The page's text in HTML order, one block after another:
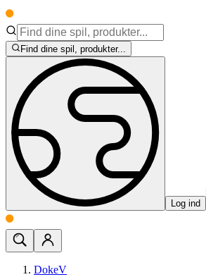
Find dine spil, produkter...
Log ind
DokeV